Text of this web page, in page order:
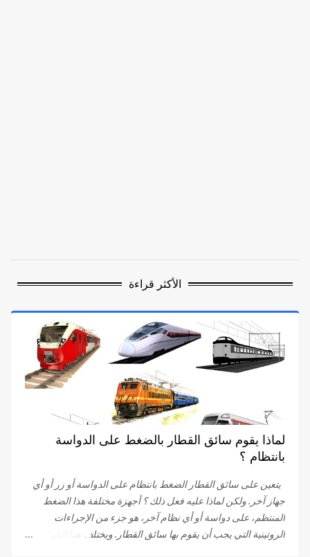
الأكثر قراءة
لماذا يقوم سائق القطار بالضغط على الدواسة
بانتظام ؟
يتعين على سائق القطار الضغط بانتظام على الدواسة أو زر أو أي
جهاز آخر. ولكن لماذا عليه فعل ذلك ؟ أجهزة مختلفة هذا الضغط
المنتظم، على دواسة أو أي نظام آخر، هو جزء من الإجراءات
الروتينية التي يجب أن يقوم بها سائق القطار. ويختلف هذا الجهاز